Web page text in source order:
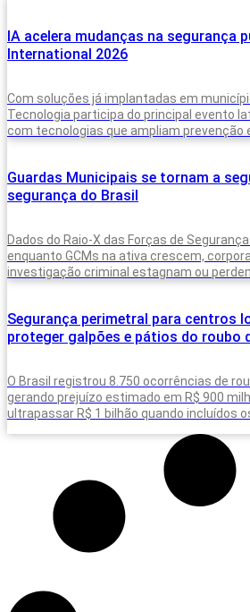
IA acelera mudanças na segurança
International 2026
Com soluções já implantadas em
Tecnologia participa do principal evento
com tecnologias que ampliam prevenção
Guardas Municipais se tornam a
segurança do Brasil
Dados do Raio-X das Forças de
enquanto GCMs na ativa crescem,
investigação criminal estagnam ou
Segurança perimetral para centros
proteger galpões e pátios do roubo
O Brasil registrou 8.750 ocorrências de
gerando prejuízo estimado em R$ 900
ultrapassar R$ 1 bilhão quando incluídos